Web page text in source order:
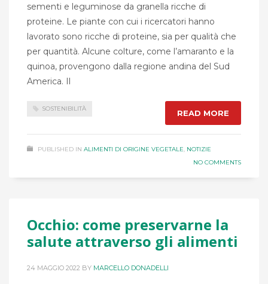
sementi e leguminose da granella ricche di
proteine. Le piante con cui i ricercatori hanno
lavorato sono ricche di proteine, sia per qualità che
per quantità. Alcune colture, come l’amaranto e la
quinoa, provengono dalla regione andina del Sud
America. Il
SOSTENIBILITÀ READ MORE
PUBLISHED IN ALIMENTI DI ORIGINE VEGETALE, NOTIZIE
NO COMMENTS
Occhio: come preservarne la
salute attraverso gli alimenti
24 MAGGIO 2022 BY MARCELLO DONADELLI